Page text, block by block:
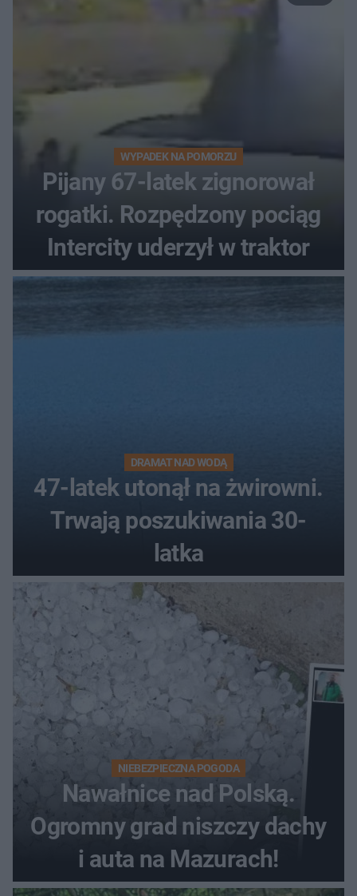
WYPADEK NA POMORZU
Pijany 67-latek zignorował
rogatki. Rozpędzony pociąg
Intercity uderzył w traktor
DRAMAT NAD WODĄ
47-latek utonął na żwirowni.
Trwają poszukiwania 30-
latka
NIEBEZPIECZNA POGODA
Nawałnice nad Polską.
Ogromny grad niszczy dachy
i auta na Mazurach!